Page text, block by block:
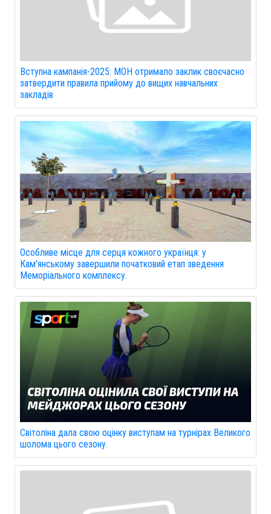
Вступна кампанія-2025: МОН отримало заклик своєчасно
затвердити правила прийому до вищих навчальних
закладів
Особливе місце для серця кожного українця: у
Кам'янському завершили початковий етап зведення
Меморіального комплексу.
Світоліна дала свою оцінку виступам на турнірах Великого
шолома цього сезону.